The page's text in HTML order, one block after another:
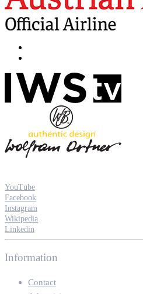
YouTube
Facebook
Instagram
Wikipedia
Linkedin
Information
Contact